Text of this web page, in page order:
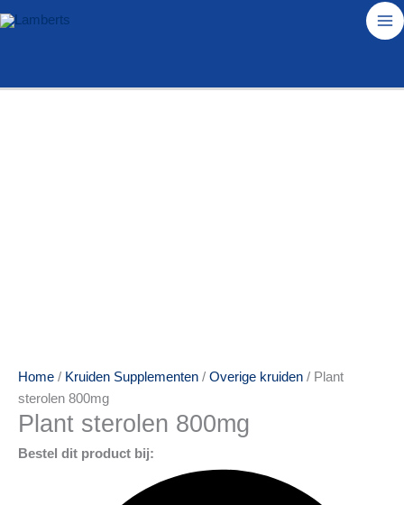
naar
Home / Kruiden Supplementen / Overige kruiden / Plant
sterolen 800mg
Plant sterolen 800mg
Bestel dit product bij: